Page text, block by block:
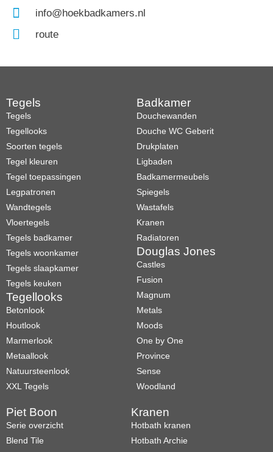
info@hoekbadkamers.nl
route
Tegels
Tegels
Tegellooks
Soorten tegels
Tegel kleuren
Tegel toepassingen
Legpatronen
Wandtegels
Vloertegels
Tegels badkamer
Tegels woonkamer
Tegels slaapkamer
Tegels keuken
Tegellooks
Betonlook
Houtlook
Marmerlook
Metaallook
Natuursteenlook
XXL Tegels
Badkamer
Douchewanden
Douche WC Geberit
Drukplaten
Ligbaden
Badkamermeubels
Spiegels
Wastafels
Kranen
Radiatoren
Douglas Jones
Castles
Fusion
Magnum
Metals
Moods
One by One
Province
Sense
Woodland
Piet Boon
Serie overzicht
Blend Tile
Kranen
Hotbath kranen
Hotbath Archie